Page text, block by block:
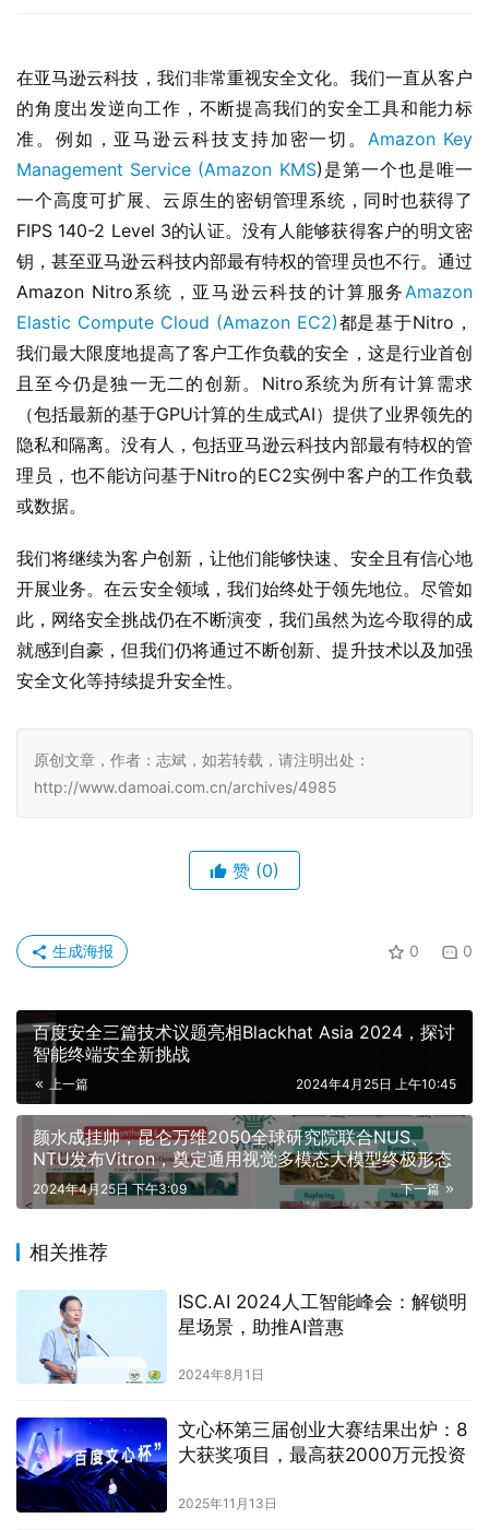
在亚马逊云科技，我们非常重视安全文化。我们一直从客户
的角度出发逆向工作，不断提高我们的安全工具和能力标
准。例如，亚马逊云科技支持加密一切。Amazon Key
Management Service (Amazon KMS)是第一个也是唯一
一个高度可扩展、云原生的密钥管理系统，同时也获得了
FIPS 140-2 Level 3的认证。没有人能够获得客户的明文密
钥，甚至亚马逊云科技内部最有特权的管理员也不行。通过
Amazon Nitro系统，亚马逊云科技的计算服务Amazon
Elastic Compute Cloud (Amazon EC2)都是基于Nitro，
我们最大限度地提高了客户工作负载的安全，这是行业首创
且至今仍是独一无二的创新。Nitro系统为所有计算需求
（包括最新的基于GPU计算的生成式AI）提供了业界领先的
隐私和隔离。没有人，包括亚马逊云科技内部最有特权的管
理员，也不能访问基于Nitro的EC2实例中客户的工作负载
或数据。
我们将继续为客户创新，让他们能够快速、安全且有信心地
开展业务。在云安全领域，我们始终处于领先地位。尽管如
此，网络安全挑战仍在不断演变，我们虽然为迄今取得的成
就感到自豪，但我们仍将通过不断创新、提升技术以及加强
安全文化等持续提升安全性。
原创文章，作者：志斌，如若转载，请注明出处：
http://www.damoai.com.cn/archives/4985
赞 (0)
0 0
生成海报
百度安全三篇技术议题亮相Blackhat Asia 2024，探讨
智能终端安全新挑战
上一篇 2024年4月25日 上午10:45
颜水成挂帅，昆仑万维2050全球研究院联合NUS、
NTU发布Vitron，奠定通用视觉多模态大模型终极形态
下一篇
2024年4月25日 下午3:09
相关推荐
ISC.AI 2024人工智能峰会：解锁明
星场景，助推AI普惠
2024年8月1日
文心杯第三届创业大赛结果出炉：8
大获奖项目，最高获2000万元投资
2025年11月13日